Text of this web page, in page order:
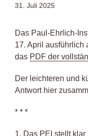
31. Juli 2025
Das Paul-Ehrlich-
17. April ausführlich
das PDF der
Der leichteren und
Antwort hier
* * *
1. Das PEI stellt